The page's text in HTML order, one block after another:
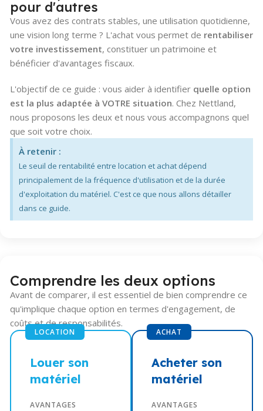
pour d'autres
Vous avez des contrats stables, une utilisation quotidienne,
une vision long terme ? L'achat vous permet de rentabiliser
votre investissement, constituer un patrimoine et
bénéficier d'avantages fiscaux.
L'objectif de ce guide : vous aider à identifier quelle option
est la plus adaptée à VOTRE situation. Chez Nettland,
nous proposons les deux et nous vous accompagnons quel
que soit votre choix.
À retenir :
Le seuil de rentabilité entre location et achat dépend
principalement de la fréquence d'utilisation et de la durée
d'exploitation du matériel. C'est ce que nous allons détailler
dans ce guide.
Comprendre les deux options
Avant de comparer, il est essentiel de bien comprendre ce
qu'implique chaque option en termes d'engagement, de
coûts et de responsabilités.
LOCATION
Louer son
matériel
AVANTAGES
ACHAT
Acheter son
matériel
AVANTAGES